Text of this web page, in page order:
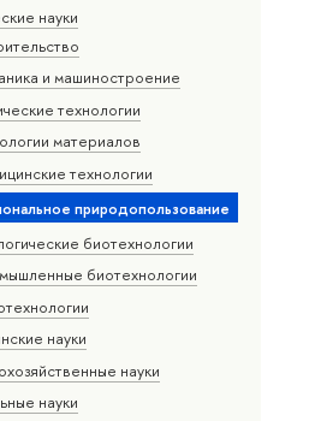
науки
и машиностроение
технологии
материалов
технологии
природопользование
биотехнологии
биотехнологии
науки
науки
науки